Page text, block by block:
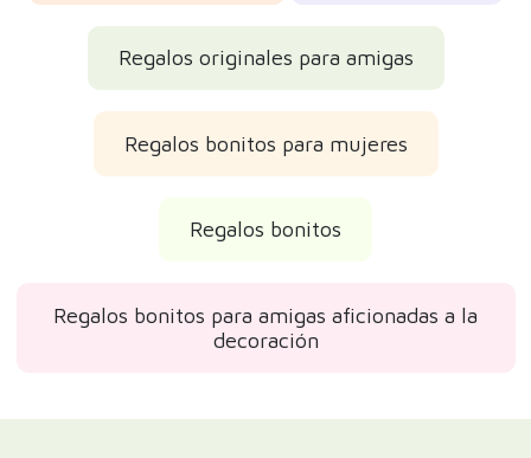
Regalos originales para amigas
Regalos bonitos para mujeres
Regalos bonitos
Regalos bonitos para amigas aficionadas a la
decoración